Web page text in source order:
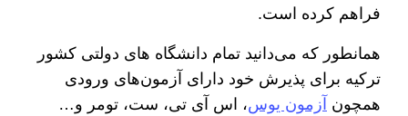
فراهم کرده است.
همانطور که می‌دانید تمام دانشگاه‌ های دولتی کشور
ترکیه برای پذیرش خود دارای آزمون‌های ورودی
همچون آزمون یوس، ‏اس آی تی، ست، تومر و…